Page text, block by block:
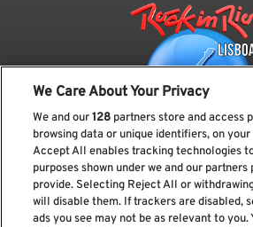
Subscreve a nossa
We Care About Your Privacy
We and our128 partners store and access
browsing data or unique identifiers, on
Accept All enables tracking technologies
purposes shown under we and our
provide. Selecting Reject All or
will disable them. If trackers are disabled,
ads you see may not be as relevant to you.